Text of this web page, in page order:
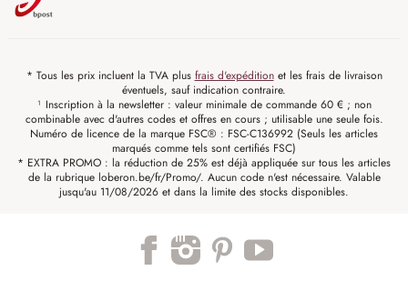
* Tous les prix incluent la TVA plus frais d'expéditionet les frais de livraison
éventuels, sauf indication contraire.
¹ Inscription à la newsletter : valeur minimale de commande 60 € ; non
combinable avec d'autres codes et offres en cours ; utilisable une seule fois.
Numéro de licence de la marque FSC® : FSC-C136992 (Seuls les articles
marqués comme tels sont certifiés FSC)
* EXTRA PROMO : la réduction de 25% est déjà appliquée sur tous les articles
de la rubrique loberon.be/fr/Promo/. Aucun code n'est nécessaire. Valable
jusqu'au 11/08/2026 et dans la limite des stocks disponibles.